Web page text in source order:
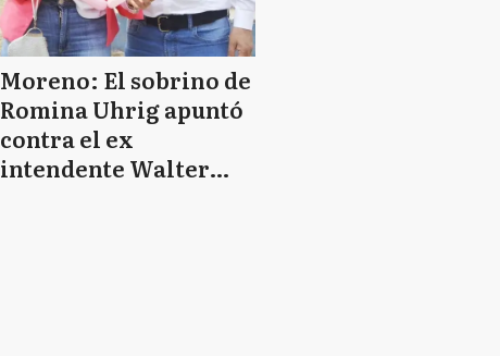
Moreno: El sobrino de
Romina Uhrig apuntó
contra el ex
intendente Walter